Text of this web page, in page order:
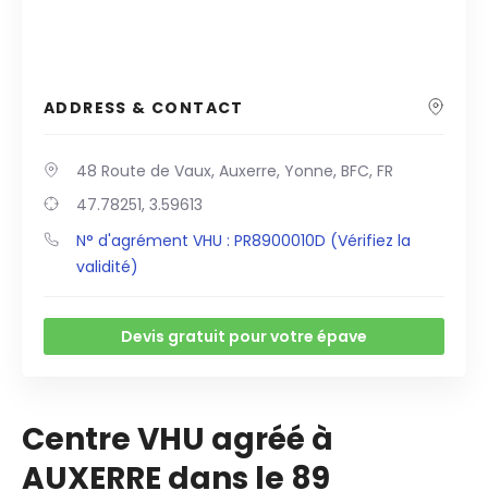
ADDRESS & CONTACT
48 Route de Vaux, Auxerre, Yonne, BFC, FR
47.78251, 3.59613
N° d'agrément VHU : PR8900010D (Vérifiez la
validité)
Devis gratuit pour votre épave
Centre VHU agréé à
AUXERRE dans le 89